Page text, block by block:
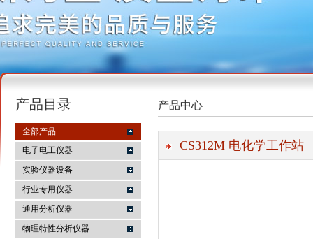
麦科仪（北京）科技有限公司
产品目录
全部产品
电子电工仪器
实验仪器设备
行业专用仪器
通用分析仪器
物理特性分析仪器
产品中心
CS312M 电化学工作站